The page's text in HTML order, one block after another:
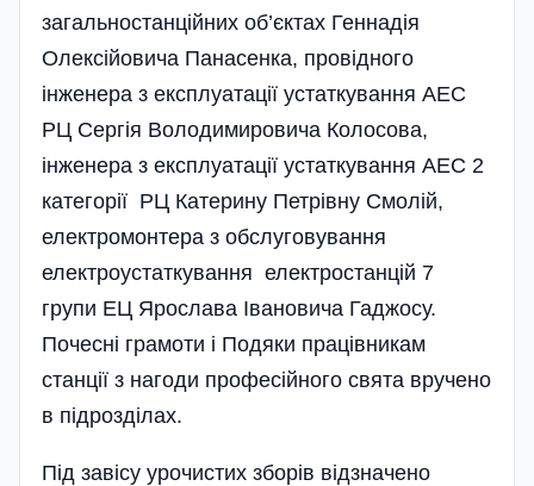
загальностанційних об’єктах Геннадія
Олексійовича Панасенка, провідного
інженера з експлуатації устаткування АЕС
РЦ Сергія Володимировича Колосова,
інженера з експлуатації устаткування АЕС 2
категорії РЦ Катерину Петрівну Смолій,
електромонтера з обслуговування
електроустаткування електростанцій 7
групи ЕЦ Ярослава Івановича Гаджосу.
Почесні грамоти і Подяки працівникам
станції з нагоди професі­йного свята вручено
в підрозділах.
Під завісу урочистих зборів відзначено